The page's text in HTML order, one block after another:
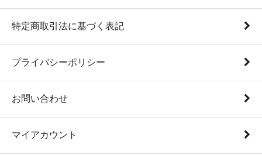
特定商取引法に基づく表記
プライバシーポリシー
お問い合わせ
マイアカウント